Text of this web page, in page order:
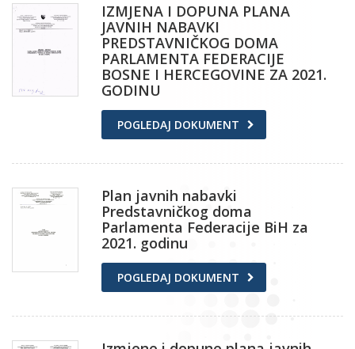
IZMJENA I DOPUNA PLANA
JAVNIH NABAVKI
PREDSTAVNIČKOG DOMA
PARLAMENTA FEDERACIJE
BOSNE I HERCEGOVINE ZA 2021.
GODINU
POGLEDAJ DOKUMENT
Plan javnih nabavki
Predstavničkog doma
Parlamenta Federacije BiH za
2021. godinu
POGLEDAJ DOKUMENT